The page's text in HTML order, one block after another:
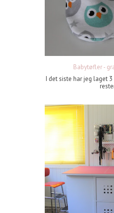
Babytøfler -
I det siste har jeg laget